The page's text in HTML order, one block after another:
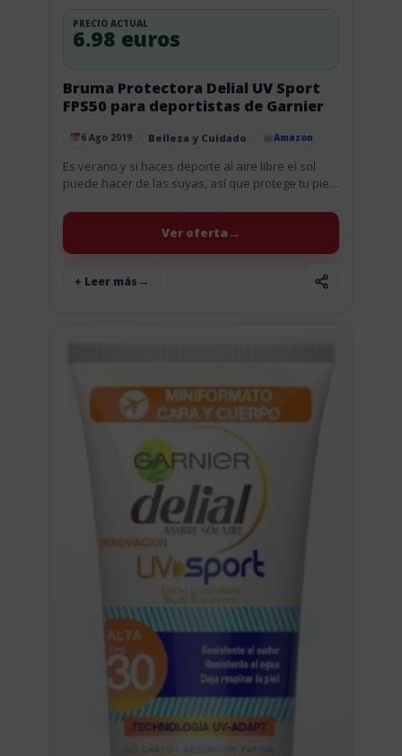
Publicado el
6 Ago 2019 Belleza y Cuidado Amazon
Bruma Protectora Delial UV Sport
FPS50 para deportistas de Garnier
PRECIO ACTUAL
6.98 euros
Es verano y si haces deporte al aire libre el sol
puede hacer de las suyas, así que protege tu piel
+ Leer más
Ver oferta